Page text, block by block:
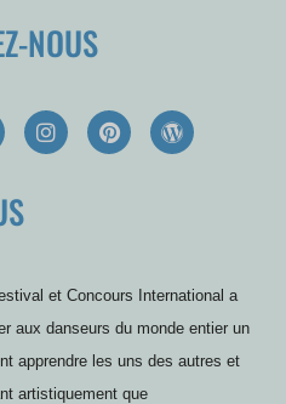
NOUS
I
n
s
m
P
i
n
t
W
o
r
s
et Concours International a
aux danseurs du monde entier un
apprendre les uns des autres et
artistiquement que